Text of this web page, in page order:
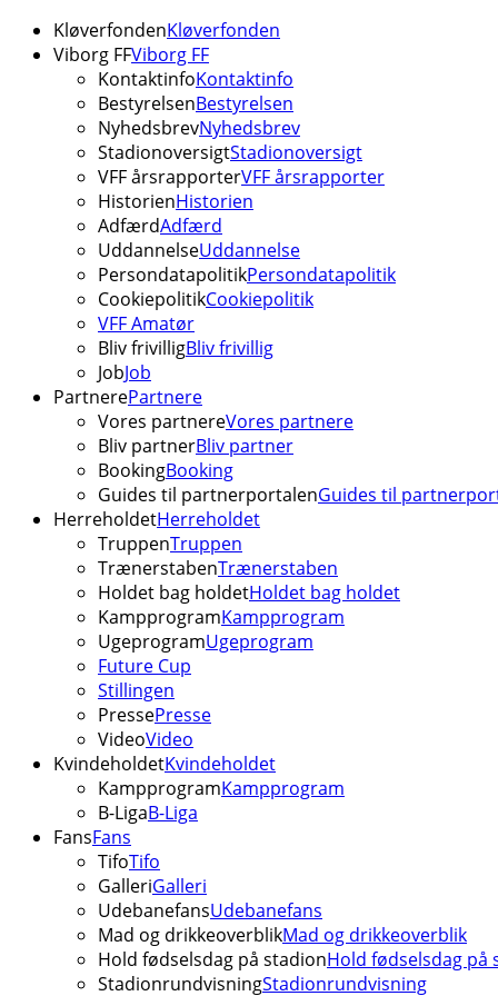
KløverfondenKløverfonden
Viborg FFViborg FF
KontaktinfoKontaktinfo
BestyrelsenBestyrelsen
NyhedsbrevNyhedsbrev
StadionoversigtStadionoversigt
VFF årsrapporterVFF årsrapporter
HistorienHistorien
AdfærdAdfærd
UddannelseUddannelse
PersondatapolitikPersondatapolitik
CookiepolitikCookiepolitik
VFF Amatør
Bliv frivilligBliv frivillig
JobJob
PartnerePartnere
Vores partnereVores partnere
Bliv partnerBliv partner
BookingBooking
Guides til partnerportalenGuides til
HerreholdetHerreholdet
TruppenTruppen
TrænerstabenTrænerstaben
Holdet bag holdetHoldet bag holdet
KampprogramKampprogram
UgeprogramUgeprogram
Future Cup
Stillingen
PressePresse
VideoVideo
KvindeholdetKvindeholdet
KampprogramKampprogram
B-LigaB-Liga
FansFans
TifoTifo
GalleriGalleri
UdebanefansUdebanefans
Mad og drikkeoverblikMad og drikkeoverblik
Hold fødselsdag på stadionHold fødselsdag på
StadionrundvisningStadionrundvisning